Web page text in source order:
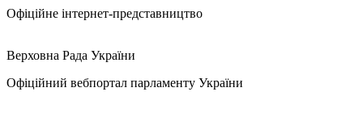
Офіційне інтернет-представництво
Верховна Рада України
Офіційний вебпортал парламенту України